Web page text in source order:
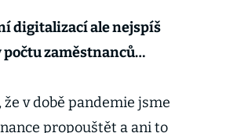
digitalizací ale nejspíš
zaměstnanců…
že v době pandemie jsme
propouštět a ani to